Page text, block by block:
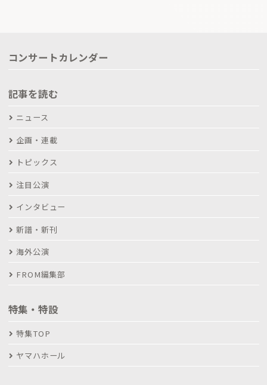
コンサートカレンダー
記事を読む
ニュース
企画・連載
トピックス
注目公演
インタビュー
新譜・新刊
海外公演
FROM編集部
特集・特設
特集TOP
ヤマハホール